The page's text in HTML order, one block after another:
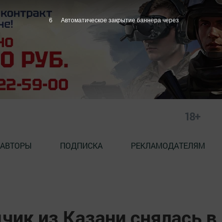
18+
АВТОРЫ ПОДПИСКА РЕКЛАМОДАТЕЛЯМ
из Казани снялась в
5 Автоматическое закрытие баннера через